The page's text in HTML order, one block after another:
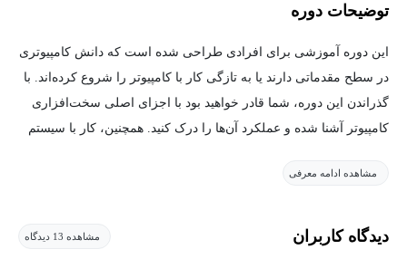
توضیحات دوره
این دوره آموزشی برای افرادی طراحی شده است که دانش کامپیوتری
در سطح مقدماتی دارند یا به تازگی کار با کامپیوتر را شروع کرده‌اند. با
گذراندن این دوره، شما قادر خواهید بود با اجزای اصلی سخت‌افزاری
کامپیوتر آشنا شده و عملکرد آن‌ها را درک کنید. همچنین، کار با سیستم
مانند Paint را خواهید آموخت.
علاوه بر این، مفاهیم پایه اینترنت را فرا گرفته و می‌توانید با اطمینان در
وب جستجو کنید، و نکات امنیتی مربوط به اینترنت را رعایت کنید. این
مشاهده ادامه معرفی
دیدگاه کاربران مشاهده 13 دیدگاه